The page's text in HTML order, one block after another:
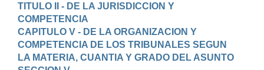
TITULO II - DE LA JURISDICCION Y
COMPETENCIA
CAPITULO V - DE LA ORGANIZACION Y
COMPETENCIA DE LOS TRIBUNALES SEGUN
LA MATERIA, CUANTIA Y GRADO DEL ASUNTO